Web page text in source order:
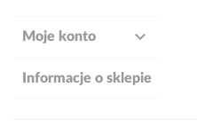
Moje konto 
Informacje o sklepie